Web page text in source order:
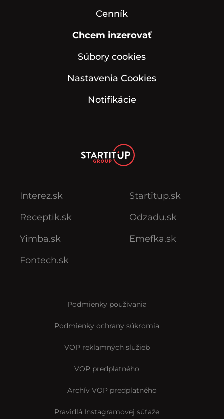
Cenník
Chcem inzerovať
Súbory cookies
Nastavenia Cookies
Notifikácie
Interez.sk
Receptik.sk
Yimba.sk
Fontech.sk
Startitup.sk
Odzadu.sk
Emefka.sk
Podmienky používania
Podmienky ochrany súkromia
VOP reklamných služieb
VOP predplatného
Archív VOP predplatného
Pravidlá Instagramovej súťaže